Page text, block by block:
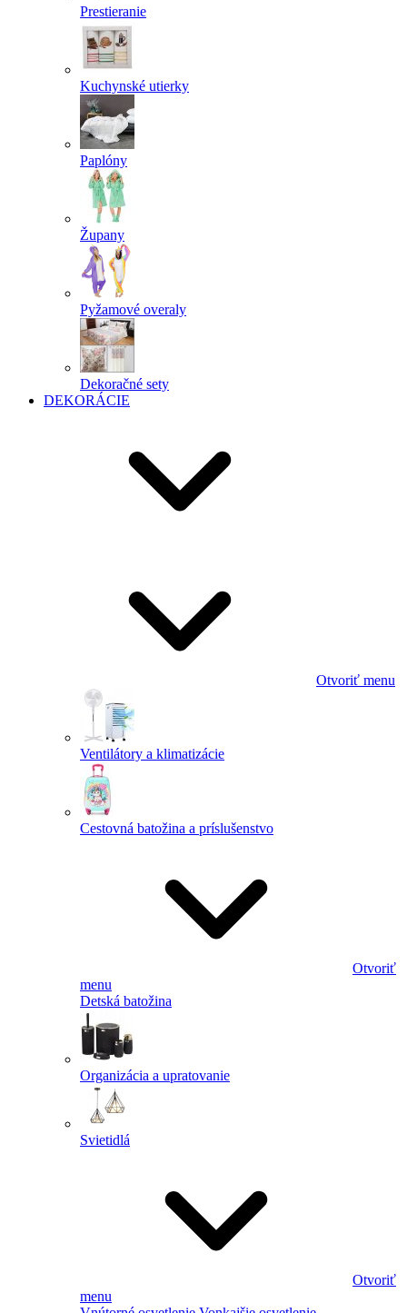
Prestieranie
Kuchynské utierky
Paplóny
Župany
Pyžamové overaly
Dekoračné sety
DEKORÁCIE
Otvoriť menu
Ventilátory a klimatizácie
Cestovná batožina a príslušenstvo
Otvoriť
menu
Detská batožina
Organizácia a upratovanie
Svietidlá
Otvoriť
menu